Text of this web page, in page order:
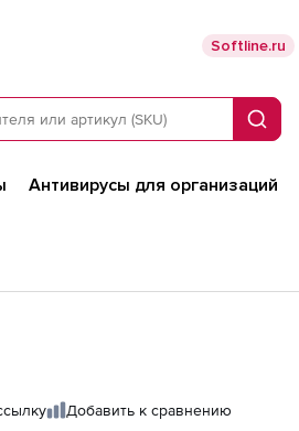
Softline.ru
Поиск
Антивирусы для организаций
Добавить к сравнению